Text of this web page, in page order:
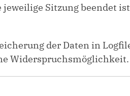
Sitzung beendet
der Daten in
Widerspruchsmöglichkeit.